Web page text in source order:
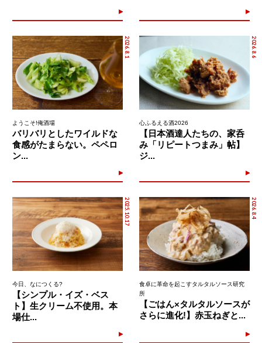
2026.8.1
ようこそ!俺酒場
バリバリとしたワイルドな
食感がたまらない。ペペロ
ン...
2026.8.6
心ふるえる酒2026
【日本酒達人たちの、家呑
み「リピートつまみ」帖】
ジ...
2025.10.17
今日、なにつくる?
【シンプル・イズ・ベス
ト】生クリーム不使用。本
場仕...
2026.8.4
食卓に革命を起こすタルタルソース研究
所
【ごはん×タルタルソースが
さらに進化!】赤玉ねぎと...